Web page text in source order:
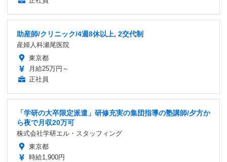
助産師/クリニック/4週8休以上, 2交代制
産婦人科瀬尾医院
東京都
月給25万円～
正社員
「学研の大卒限定派遣」研修充実の集団指導の塾講師/夕方か
ら夜で月収20万可
株式会社学研エル・スタッフィング
東京都
時給1,900円